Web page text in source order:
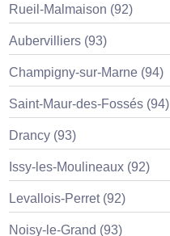
Rueil-Malmaison (92)
Aubervilliers (93)
Champigny-sur-Marne (94)
Saint-Maur-des-Fossés (94)
Drancy (93)
Issy-les-Moulineaux (92)
Levallois-Perret (92)
Noisy-le-Grand (93)